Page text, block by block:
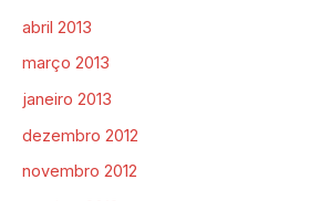
abril 2013
março 2013
janeiro 2013
dezembro 2012
novembro 2012